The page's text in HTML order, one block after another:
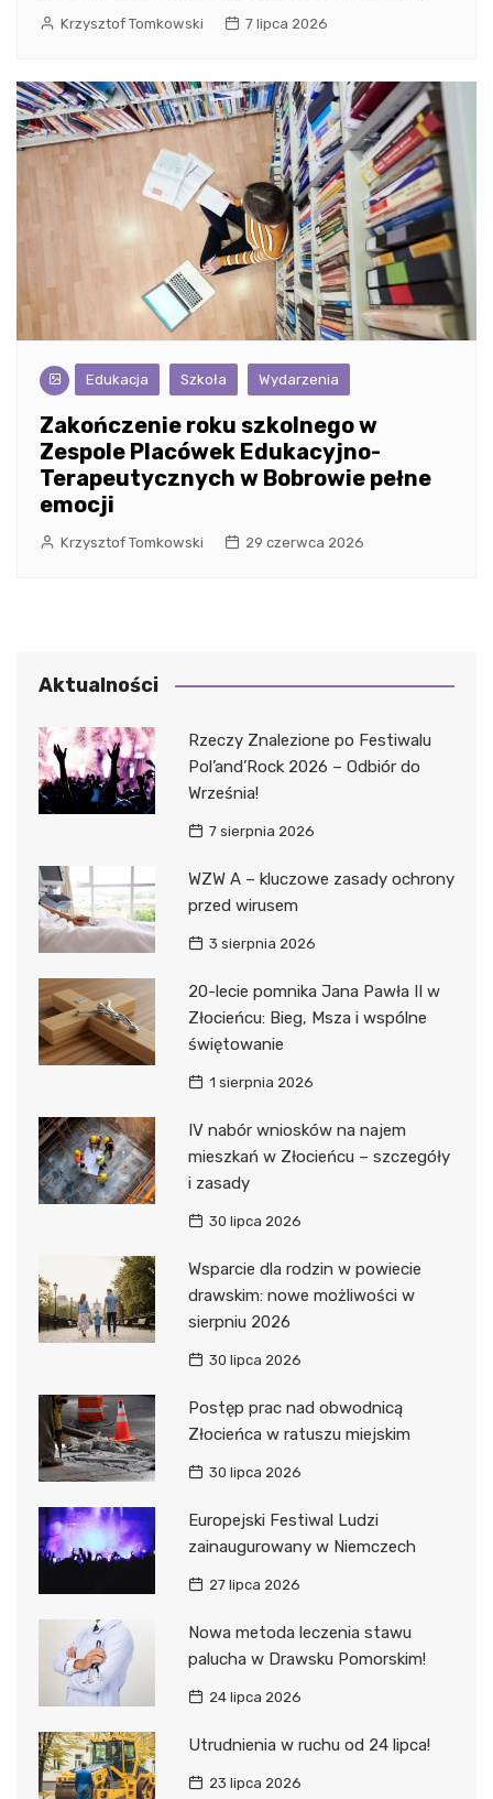
Krzysztof Tomkowski 7 lipca 2026
Edukacja Szkoła Wydarzenia
Zakończenie roku szkolnego w
Zespole Placówek Edukacyjno-
Terapeutycznych w Bobrowie pełne
emocji
Krzysztof Tomkowski 29 czerwca 2026
Aktualności
Rzeczy Znalezione po Festiwalu
Pol’and’Rock 2026 – Odbiór do
Września!
7 sierpnia 2026
WZW A – kluczowe zasady ochrony
przed wirusem
3 sierpnia 2026
20-lecie pomnika Jana Pawła II w
Złocieńcu: Bieg, Msza i wspólne
świętowanie
1 sierpnia 2026
IV nabór wniosków na najem
mieszkań w Złocieńcu – szczegóły
i zasady
30 lipca 2026
Wsparcie dla rodzin w powiecie
drawskim: nowe możliwości w
sierpniu 2026
30 lipca 2026
Postęp prac nad obwodnicą
Złocieńca w ratuszu miejskim
30 lipca 2026
Europejski Festiwal Ludzi
zainaugurowany w Niemczech
27 lipca 2026
Nowa metoda leczenia stawu
palucha w Drawsku Pomorskim!
24 lipca 2026
Utrudnienia w ruchu od 24 lipca!
23 lipca 2026